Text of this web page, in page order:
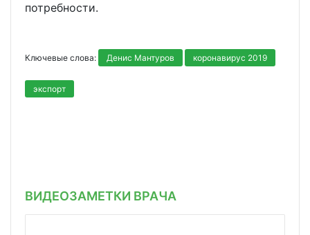
потребности.
Ключевые слова: Денис Мантуров коронавирус 2019
экспорт
ВИДЕОЗАМЕТКИ ВРАЧА